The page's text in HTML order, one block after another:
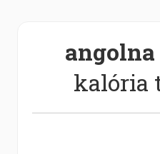
angolna
kalória